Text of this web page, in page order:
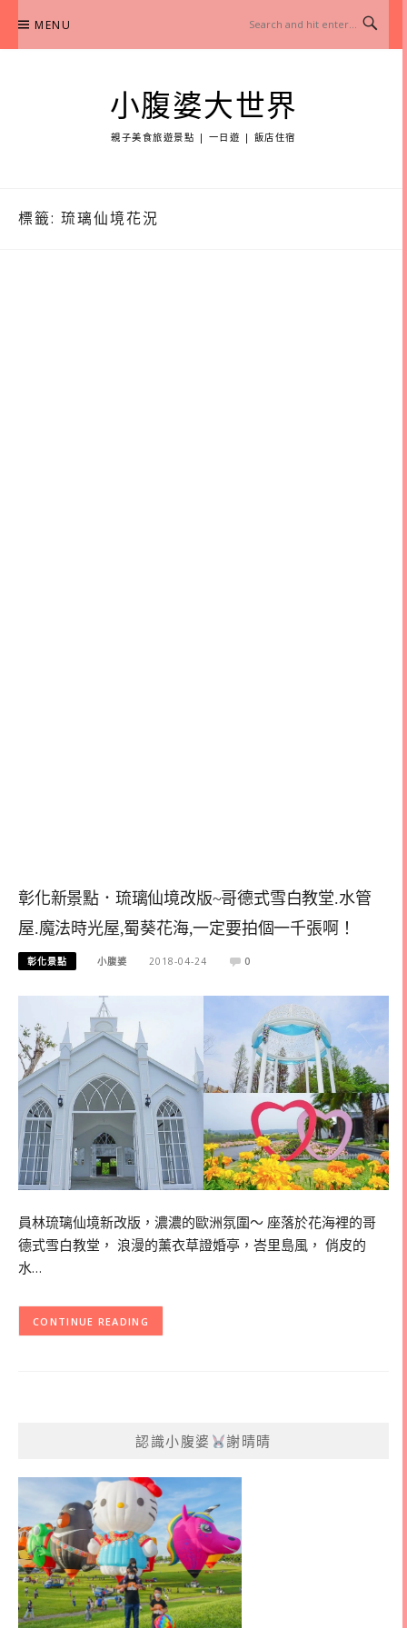
content
MENU
小腹婆大世界
親子美食旅遊景點 | 一日遊 | 飯店住宿
標籤: 琉璃仙境花況
彰化新景點．琉璃仙境改版~哥德式雪白教堂.水管
屋.魔法時光屋,蜀葵花海,一定要拍個一千張啊！
彰化景點 小腹婆 2018-04-24 0
員林琉璃仙境新改版，濃濃的歐洲氛圍～ 座落於花海裡的哥
德式雪白教堂， 浪漫的薰衣草證婚亭，峇里島風， 俏皮的
水…
CONTINUE READING
認識小腹婆 謝晴晴